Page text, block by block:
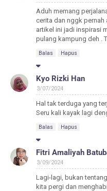
Aduh memang
cerita dan nggk pernah
artikel ini jadi inspirasi
pulang kampung deh .
Balas Hapus
Kyo Rizki Han
3/07/2024
Hal tak terduga yang
Seru kali kayak lagi
Balas Hapus
Fitri Amaliyah
3/09/2024
Lagi-lagi, bukan
kita pergi dan